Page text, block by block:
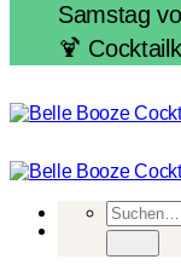
Samstag
🍹
Suchen
nach: